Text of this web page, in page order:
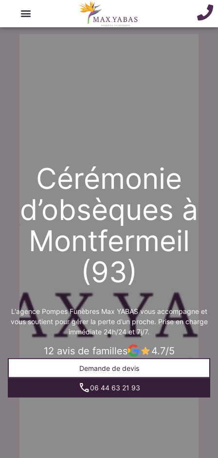
Cérémonie
d’obsèques à
Montfermeil
(93)
L'agence Pompes Funèbres Max YABAS vous accompagne et
vous soutient pour gérer la perte d’un proche. Prise en charge
immédiate 24h/24 et 7j/7.
12 avis de familles 4.7/5
Demande de devis
06 44 63 21 93